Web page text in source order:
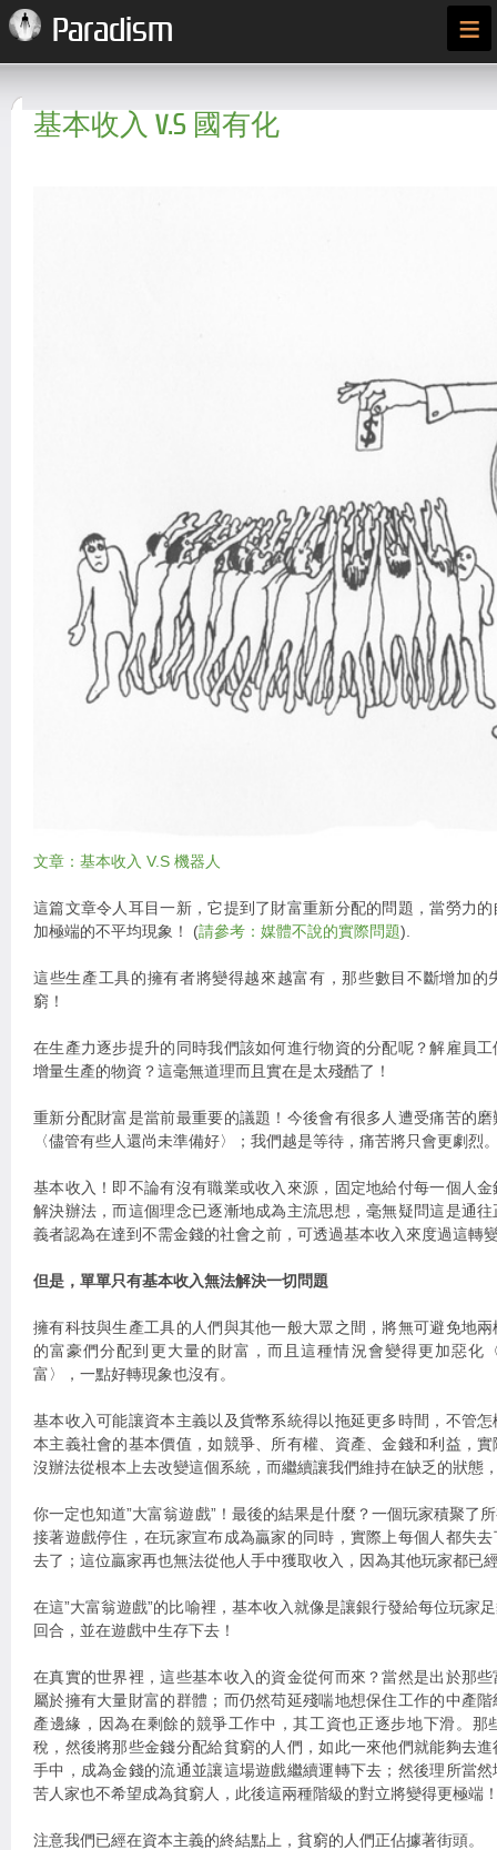
Paradism ≡
基本收入 V.S 國有化
文章：基本收入 V.S 機器人
這篇文章令人耳目一新，它提到了財富重新分配的問題，當勞力
加極端的不平均現象！ (請參考：媒體不說的實際問題).
這些生產工具的擁有者將變得越來越富有，那些數目不斷增加的
窮！
在生產力逐步提升的同時我們該如何進行物資的分配呢？解雇員
增量生產的物資？這毫無道理而且實在是太殘酷了！
重新分配財富是當前最重要的議題！今後會有很多人遭受痛苦的
〈儘管有些人還尚未準備好〉；我們越是等待，痛苦將只會更劇烈
基本收入！即不論有沒有職業或收入來源，固定地給付每一個人
解決辦法，而這個理念已逐漸地成為主流思想，毫無疑問這是通
義者認為在達到不需金錢的社會之前，可透過基本收入來度過這轉
但是，單單只有基本收入無法解決一切問題
擁有科技與生產工具的人們與其他一般大眾之間，將無可避免地
的富豪們分配到更大量的財富，而且這種情況會變得更加惡化
富〉，一點好轉現象也沒有。
基本收入可能讓資本主義以及貨幣系統得以拖延更多時間，不管
本主義社會的基本價值，如競爭、所有權、資產、金錢和利益，
沒辦法從根本上去改變這個系統，而繼續讓我們維持在缺乏的狀態
你一定也知道”大富翁遊戲”！最後的結果是什麼？一個玩家積聚了
接著遊戲停住，在玩家宣布成為贏家的同時，實際上每個人都失
去了；這位贏家再也無法從他人手中獲取收入，因為其他玩家都已
在這”大富翁遊戲”的比喻裡，基本收入就像是讓銀行發給每位玩家
回合，並在遊戲中生存下去！
在真實的世界裡，這些基本收入的資金從何而來？當然是出於那
屬於擁有大量財富的群體；而仍然苟延殘喘地想保住工作的中產
產邊緣，因為在剩餘的競爭工作中，其工資也正逐步地下滑。那
稅，然後將那些金錢分配給貧窮的人們，如此一來他們就能夠去
手中，成為金錢的流通並讓這場遊戲繼續運轉下去；然後理所當
苦人家也不希望成為貧窮人，此後這兩種階級的對立將變得更極端
注意我們已經在資本主義的終結點上，貧窮的人們正佔據著街頭。